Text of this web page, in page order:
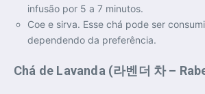
infusão por 5 a 7 minutos.
Coe e sirva. Esse chá pode ser
dependendo da preferência.
Chá de Lavanda (라벤더 차 –